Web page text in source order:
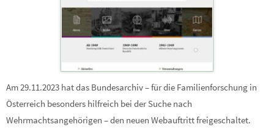
Am 29.11.2023 hat das Bundesarchiv – für die Familienforschung in
Österreich besonders hilfreich bei der Suche nach
Wehrmachtsangehörigen – den neuen Webauftritt freigeschaltet.